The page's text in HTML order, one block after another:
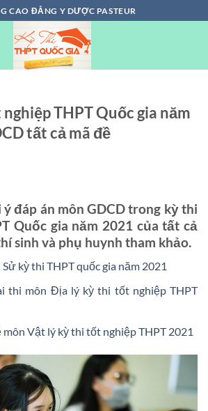
CAO ĐẲNG Y DƯỢC PASTEUR
THPT Quốc gia năm
tất cả mã đề
đáp án môn GDCD trong kỳ thi
Quốc gia năm 2021 của tất cả
sinh và phụ huynh tham khảo.
kỳ thi THPT quốc gia năm 2021
thi môn Địa lý kỳ thi tốt nghiệp THPT
môn Vật lý kỳ thi tốt nghiệp THPT 2021